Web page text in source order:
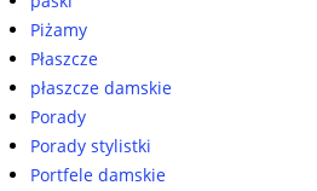
Piżamy
Płaszcze
płaszcze damskie
Porady
Porady stylistki
Portfele damskie